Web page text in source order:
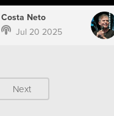
Costa Neto
Jul 20 2025
Next